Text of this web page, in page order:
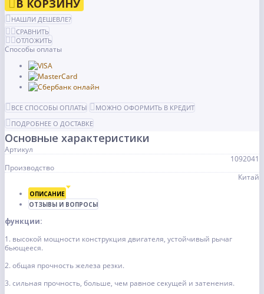
В КОРЗИНУ
НАШЛИ ДЕШЕВЛЕ?
СРАВНИТЬ
ОТЛОЖИТЬ
Способы оплаты
ВСЕ СПОСОБЫ ОПЛАТЫ
МОЖНО ОФОРМИТЬ В КРЕДИТ
ПОДРОБНЕЕ О ДОСТАВКЕ
Основные характеристики
Артикул
1092041
Производство
Китай
ОПИСАНИЕ
ОТЗЫВЫ И ВОПРОСЫ
функции:
1. высокой мощности конструкция двигателя, устойчивый рычаг
бьющееся.
2. общая прочность железа резки.
3. сильная прочность, больше, чем равное секущей и затенения.